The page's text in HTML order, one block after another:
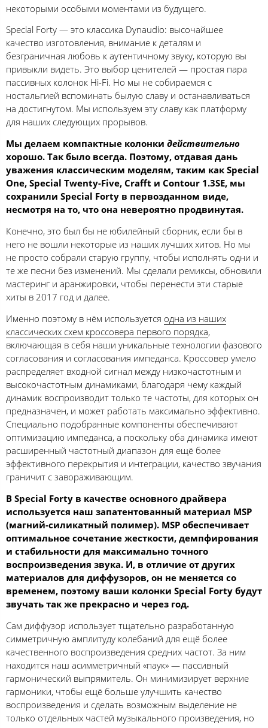
некоторыми особыми моментами из будущего.
Special Forty — это классика Dynaudio: высочайшее
качество изготовления, внимание к деталям и
безграничная любовь к аутентичному звуку, которую вы
привыкли видеть. Это выбор ценителей — простая пара
пассивных колонок Hi-Fi. Но мы не собираемся с
ностальгией вспоминать былую славу и останавливаться
на достигнутом. Мы используем эту славу как платформу
для наших следующих прорывов.
Мы делаем компактные колонки действительно
хорошо. Так было всегда. Поэтому, отдавая дань
уважения классическим моделям, таким как Special
One, Special Twenty-Five, Crafft и Contour 1.3SE, мы
сохранили Special Forty в первозданном виде,
несмотря на то, что она невероятно продвинутая.
Конечно, это был бы не юбилейный сборник, если бы в
него не вошли некоторые из наших лучших хитов. Но мы
не просто собрали старую группу, чтобы исполнять одни и
те же песни без изменений. Мы сделали ремиксы, обновили
мастеринг и аранжировки, чтобы перенести эти старые
хиты в 2017 год и далее.
Именно поэтому в нём используется одна из наших
классических схем кроссовера первого порядка,
включающая в себя наши уникальные технологии фазового
согласования и согласования импеданса. Кроссовер умело
распределяет входной сигнал между низкочастотным и
высокочастотным динамиками, благодаря чему каждый
динамик воспроизводит только те частоты, для которых он
предназначен, и может работать максимально эффективно.
Специально подобранные компоненты обеспечивают
оптимизацию импеданса, а поскольку оба динамика имеют
расширенный частотный диапазон для ещё более
эффективного перекрытия и интеграции, качество звучания
граничит с завораживающим.
В Special Forty в качестве основного драйвера
используется наш запатентованный материал MSP
(магний-силикатный полимер). MSP обеспечивает
оптимальное сочетание жесткости, демпфирования
и стабильности для максимально точного
воспроизведения звука. И, в отличие от других
материалов для диффузоров, он не меняется со
временем, поэтому ваши колонки Special Forty будут
звучать так же прекрасно и через год.
Сам диффузор использует тщательно разработанную
симметричную амплитуду колебаний для ещё более
качественного воспроизведения средних частот. За ним
находится наш асимметричный «паук» — пассивный
гармонический выпрямитель. Он минимизирует верхние
гармоники, чтобы ещё больше улучшить качество
воспроизведения и сделать возможным выделение не
только отдельных частей музыкального произведения, но